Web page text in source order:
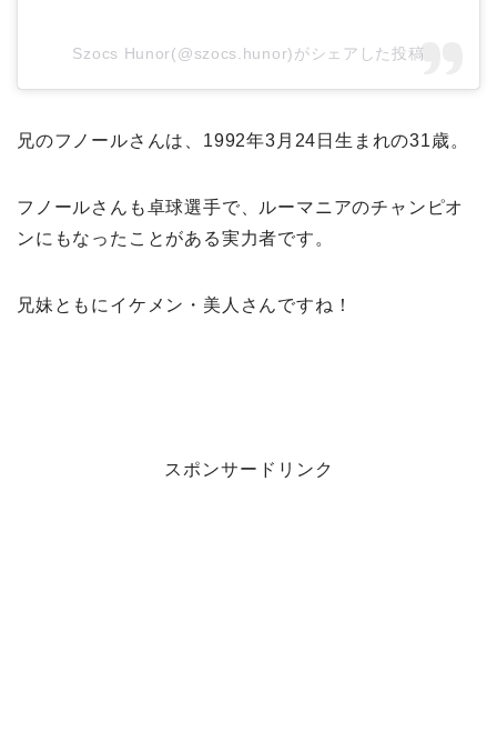
Szocs Hunor(@szocs.hunor)がシェアした投稿
兄のフノールさんは、1992年3月24日生まれの31歳。
フノールさんも卓球選手で、ルーマニアのチャンピオ
ンにもなったことがある実力者です。
兄妹ともにイケメン・美人さんですね！
スポンサードリンク